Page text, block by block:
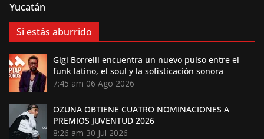
Yucatán
Si estás aburrido
Gigi Borrelli encuentra un nuevo pulso entre el
funk latino, el soul y la sofisticación sonora
7:45 am 06 Ago 2026
OZUNA OBTIENE CUATRO NOMINACIONES A
PREMIOS JUVENTUD 2026
8:26 am 30 Jul 2026